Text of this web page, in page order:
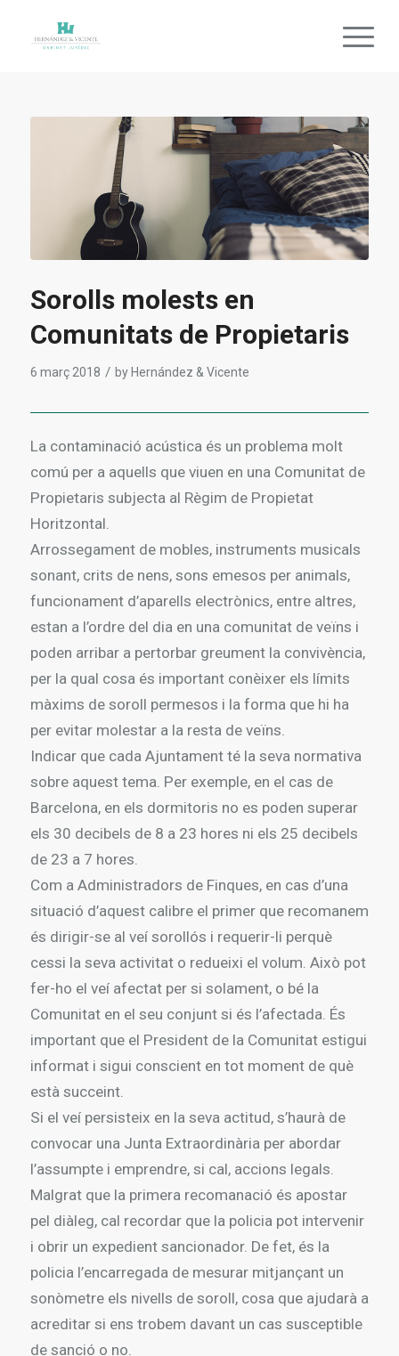
Sorolls molests en
Comunitats de Propietaris
6 març 2018 / by Hernández & Vicente
La contaminació acústica és un problema molt
comú per a aquells que viuen en una Comunitat de
Propietaris subjecta al Règim de Propietat
Horitzontal.
Arrossegament de mobles, instruments musicals
sonant, crits de nens, sons emesos per animals,
funcionament d’aparells electrònics, entre altres,
estan a l’ordre del dia en una comunitat de veïns i
poden arribar a pertorbar greument la convivència,
per la qual cosa és important conèixer els límits
màxims de soroll permesos i la forma que hi ha
per evitar molestar a la resta de veïns.
Indicar que cada Ajuntament té la seva normativa
sobre aquest tema. Per exemple, en el cas de
Barcelona, en els dormitoris no es poden superar
els 30 decibels de 8 a 23 hores ni els 25 decibels
de 23 a 7 hores.
Com a Administradors de Finques, en cas d’una
situació d’aquest calibre el primer que recomanem
és dirigir-se al veí sorollós i requerir-li perquè
cessi la seva activitat o redueixi el volum. Això pot
fer-ho el veí afectat per si solament, o bé la
Comunitat en el seu conjunt si és l’afectada. És
important que el President de la Comunitat estigui
informat i sigui conscient en tot moment de què
està succeint.
Si el veí persisteix en la seva actitud, s’haurà de
convocar una Junta Extraordinària per abordar
l’assumpte i emprendre, si cal, accions legals.
Malgrat que la primera recomanació és apostar
pel diàleg, cal recordar que la policia pot intervenir
i obrir un expedient sancionador. De fet, és la
policia l’encarregada de mesurar mitjançant un
sonòmetre els nivells de soroll, cosa que ajudarà a
acreditar si ens trobem davant un cas susceptible
de sanció o no.